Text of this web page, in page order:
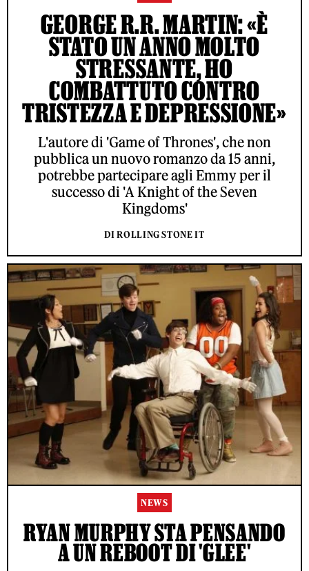
GEORGE R.R. MARTIN: «È
STATO UN ANNO MOLTO
STRESSANTE, HO
COMBATTUTO CONTRO
TRISTEZZA E DEPRESSIONE»
L'autore di 'Game of Thrones', che non
pubblica un nuovo romanzo da 15 anni,
potrebbe partecipare agli Emmy per il
successo di 'A Knight of the Seven
Kingdoms'
DI ROLLING STONE IT
NEWS
RYAN MURPHY STA PENSANDO
A UN REBOOT DI 'GLEE'